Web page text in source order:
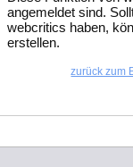
angemeldet sind.
webcritics haben,
erstellen.
zurück zum